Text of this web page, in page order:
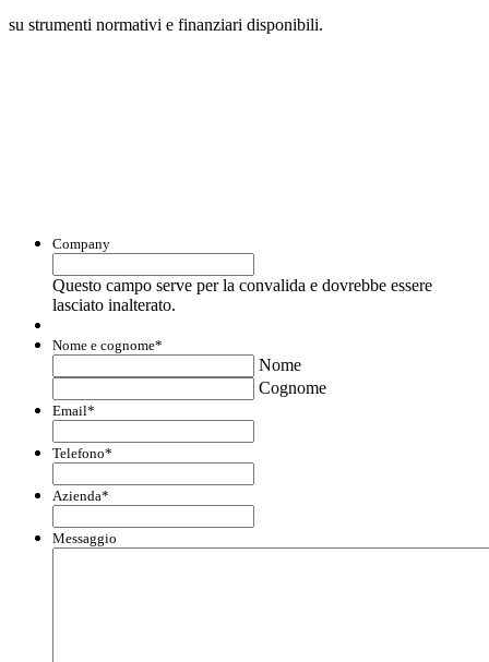
su strumenti normativi e finanziari disponibili.
Company
Questo campo serve per la convalida e dovrebbe essere
lasciato inalterato.
Nome e cognome*
Nome
Cognome
Email*
Telefono*
Azienda*
Messaggio